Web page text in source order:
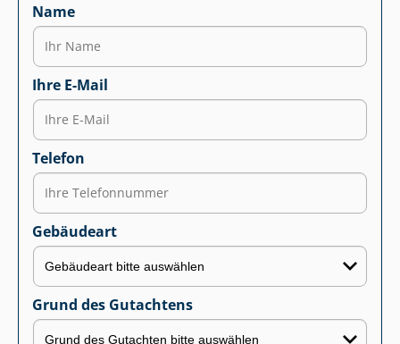
Name
Ihre E-Mail
Telefon
Gebäudeart
Grund des Gutachtens